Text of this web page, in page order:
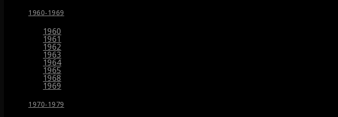
1960-1969
1960
1961
1962
1963
1964
1965
1968
1969
1970-1979